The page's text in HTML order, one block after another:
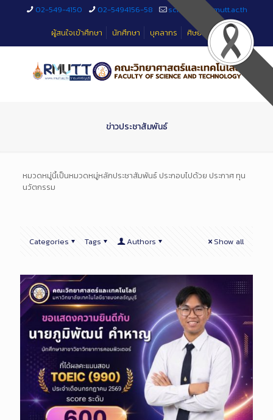
02-549-4150 02-5494156-58
sciteched@rmutt.ac.th
ผู้สนใจเข้าศึกษา
นักศึกษา บุคลากร ศิษย์เก่า
ข่าวประชาสัมพันธ์
หมวดหมู่นี้เป็นหมวดหมู่หลักประชาสัมพันธ์ ประกอบไปด้วย ประกาศ ทุน
นวัตกรรม
Categories Tags Authors Show all